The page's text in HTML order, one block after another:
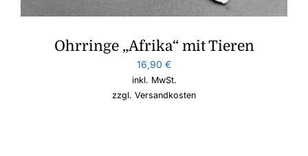
Ohrringe „Afrika“ mit Tieren
16,90 €
inkl. MwSt.
zzgl. Versandkosten